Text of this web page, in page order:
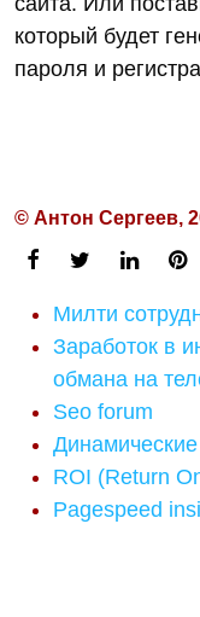
который будет
пароля и
© Антон Сергеев,
Милти
Заработок в
обмана на
Seo forum
ROI (Return
Pagespeed